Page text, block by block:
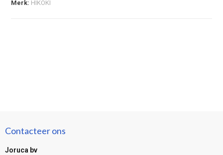
Merk: HIKOKI
Contacteer ons
Joruca bv